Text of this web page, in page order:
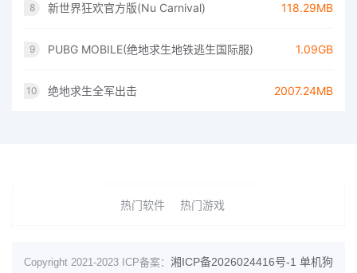
8 新世界狂欢官方版(Nu Carnival) 118.29MB
9 PUBG MOBILE(绝地求生地铁逃生国际服) 1.09GB
10 绝地求生全军出击 2007.24MB
热门软件 热门游戏
Copyright 2021-2023 ICP备案： 湘ICP备2026024416号-1 单机狗